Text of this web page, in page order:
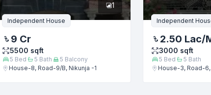
1
Independent House
9 Cr
5500 sqft
5 Bed 5 Bath 5 Balcony
House-8, Road-9/B, Nikunja -1
Independent
2.50 Lac/
3000 sqft
5 Bed 5 Bath
House-3, Road-6,